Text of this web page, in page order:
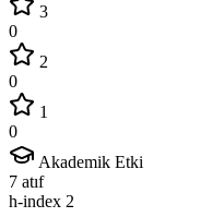
3
0
2
0
1
0
Akademik Etki
7 atıf
h-index 2